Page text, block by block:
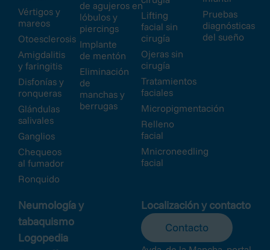
Vértigos y
mareos
Otoesclerosis
Amigdalitis
y faringitis
Disfonías y
ronqueras
Glándulas
salivales
Ganglios
Chequeos
al fumador
Ronquido
de agujeros en
lóbulos y
piercings
Implante
de mentón
Eliminación
de
manchas y
berrugas
Lifting
facial sin
cirugía
Ojeras sin
cirugía
Tratamientos
faciales
Micropigmentación
Relleno
facial
Mnicroneedling
facial
Pruebas
diagnósticas
del sueño
Neumología y
tabaquismo
Logopedia
Localización y contacto
Contacto